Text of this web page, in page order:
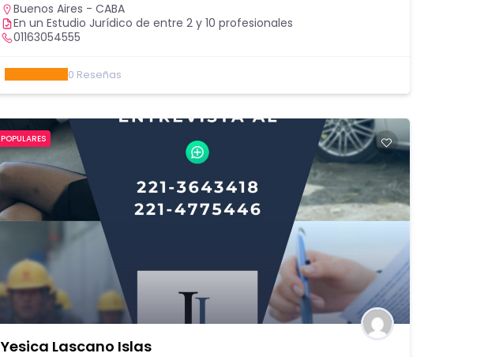
Buenos Aires - CABA
En un Estudio Jurídico de entre 2 y 10 profesionales
01163054555
0 Reseñas
POPULARES
Yesica Lascano Islas